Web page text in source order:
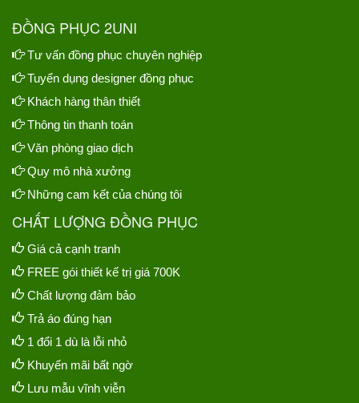
ĐỒNG PHỤC 2UNI
Tư vấn đồng phục chuyên nghiệp
Tuyển dụng designer đồng phục
Khách hàng thân thiết
Thông tin thanh toán
Văn phòng giao dịch
Quy mô nhà xưởng
Những cam kết của chúng tôi
CHẤT LƯỢNG ĐỒNG PHỤC
Giá cả cạnh tranh
FREE gói thiết kế trị giá 700K
Chất lượng đảm bảo
Trả áo đúng hạn
1 đổi 1 dù là lỗi nhỏ
Khuyến mãi bất ngờ
Lưu mẫu vĩnh viễn